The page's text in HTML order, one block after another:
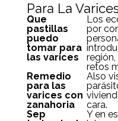
Para La
Que
pastillas
puedo
tomar para
las varices
Los
por
retos
Remedio
para las
varices con
zanahoria
Also
cara.
Sep
Y en